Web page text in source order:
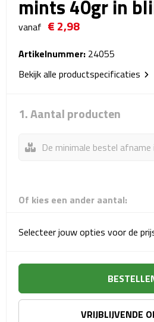
Reistassensets
Duffeltassen
Rugzakken
Sport- & Recreatietassen
Sporttassen
mints 40gr in
vanaf € 2,98
Artikelnummer: 24055
Bekijk alle productspecificaties
1. Aantal producten
De minimale bestel
Of kies een ander aantal:
Selecteer jouw opties voor de
VRIJBLIJVENDE